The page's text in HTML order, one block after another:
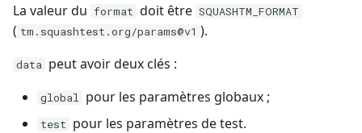
La valeur du format doit être SQUASHTM_FORMAT
( tm.squashtest.org/params@v1 ).
data peut avoir deux clés :
global pour les paramètres globaux ;
test pour les paramètres de test.